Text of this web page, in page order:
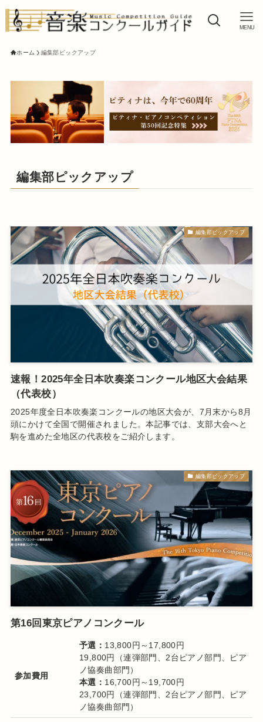
MENU
ホーム 編集部ピックアップ
編集部ピックアップ
編集部ピックアップ
速報！2025年全日本吹奏楽コンクール地区大会結果
（代表校）
2025年度全日本吹奏楽コンクールの地区大会が、7月末から8月
頭にかけて全国で開催されました。本記事では、支部大会へと
駒を進めた全地区の代表校をご紹介します。
編集部ピックアップ
第16回東京ピアノコンクール
参加費用
予選： 13,800円～17,800円
19,800円（連弾部門、2台ピアノ部門、ピア
ノ協奏曲部門）
本選： 16,700円～19,700円
23,700円（連弾部門、2台ピアノ部門、ピア
ノ協奏曲部門）